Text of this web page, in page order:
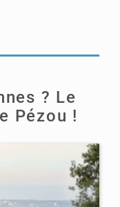
? Le
Pézou !